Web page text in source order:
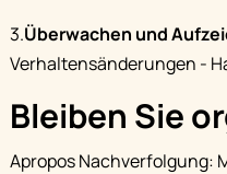
3.Überwachen und
Verhaltensänderungen -
Bleiben Sie
Apropos Nachverfolgung: